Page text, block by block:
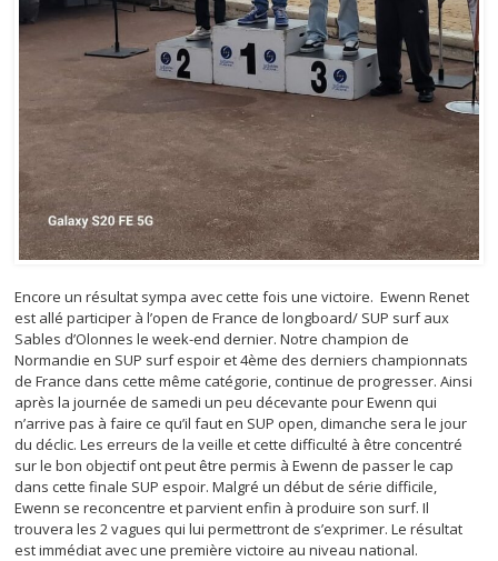
Encore un résultat sympa avec cette fois une victoire. Ewenn Renet
est allé participer à l’open de France de longboard/ SUP surf aux
Sables d’Olonnes le week-end dernier. Notre champion de
Normandie en SUP surf espoir et 4ème des derniers championnats
de France dans cette même catégorie, continue de progresser. Ainsi
après la journée de samedi un peu décevante pour Ewenn qui
n’arrive pas à faire ce qu’il faut en SUP open, dimanche sera le jour
du déclic. Les erreurs de la veille et cette difficulté à être concentré
sur le bon objectif ont peut être permis à Ewenn de passer le cap
dans cette finale SUP espoir. Malgré un début de série difficile,
Ewenn se reconcentre et parvient enfin à produire son surf. Il
trouvera les 2 vagues qui lui permettront de s’exprimer. Le résultat
est immédiat avec une première victoire au niveau national.